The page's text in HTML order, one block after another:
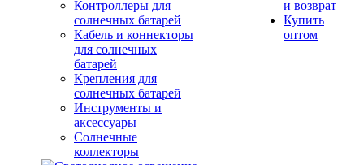
Контроллеры для
солнечных батарей
Кабель и коннекторы
для солнечных
батарей
Крепления для
солнечных батарей
Инструменты и
аксессуары
Солнечные
коллекторы
и возврат
Купить
оптом